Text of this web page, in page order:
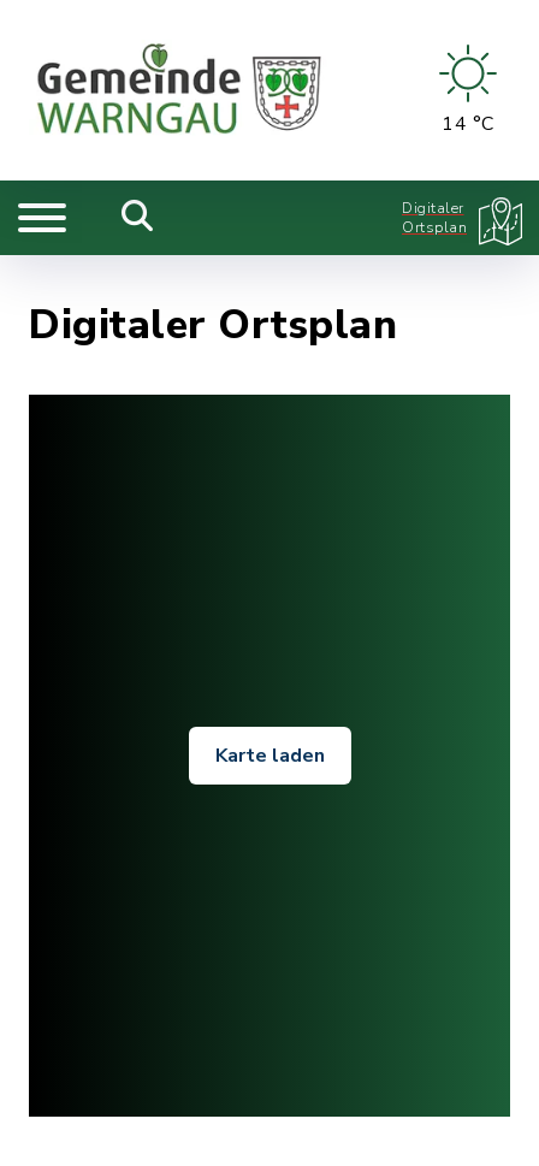
14 °C
Digitaler
Ortsplan
Digitaler Ortsplan
Karte laden